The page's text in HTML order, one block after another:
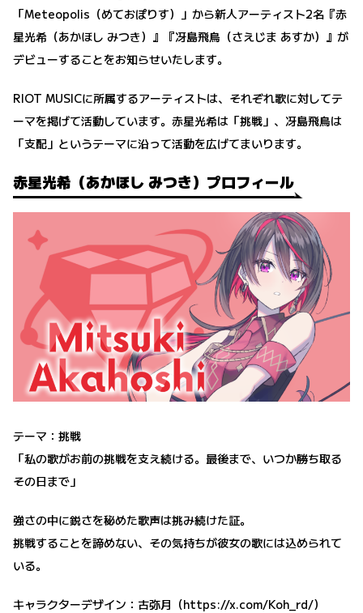
「Meteopolis（めておぽりす）」から新人アーティスト2名『赤
星光希（あかほし みつき）』『冴島飛鳥（さえじま あすか）』が
デビューすることをお知らせいたします。
RIOT MUSICに所属するアーティストは、それぞれ歌に対してテ
ーマを掲げて活動しています。赤星光希は「挑戦」、冴島飛鳥は
「支配」というテーマに沿って活動を広げてまいります。
赤星光希（あかほし みつき）プロフィール
テーマ：挑戦
「私の歌がお前の挑戦を支え続ける。最後まで、いつか勝ち取る
その日まで」
強さの中に鋭さを秘めた歌声は挑み続けた証。
挑戦することを諦めない、その気持ちが彼女の歌には込められて
いる。
キャラクターデザイン：古弥月（https://x.com/Koh_rd/）